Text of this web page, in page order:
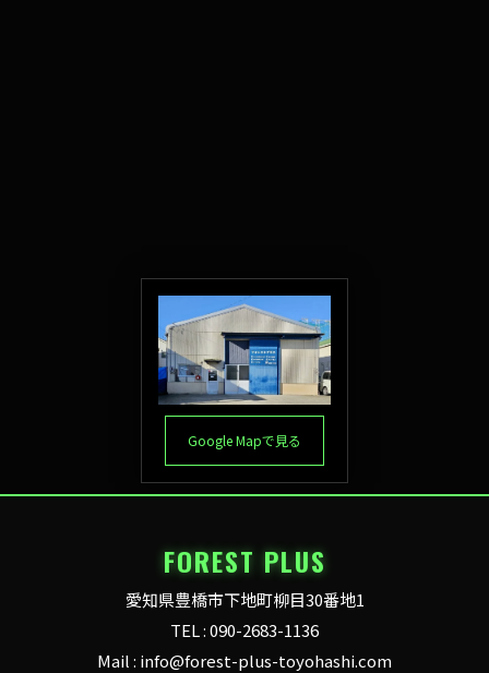
Google Mapで見る
FOREST PLUS
愛知県豊橋市下地町柳目30番地1
TEL : 090-2683-1136
Mail : info@forest-plus-toyohashi.com